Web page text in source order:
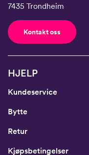
7435 Trondheim
Kontakt oss
HJELP
Kundeservice
Bytte
Retur
Kjøpsbetingelser